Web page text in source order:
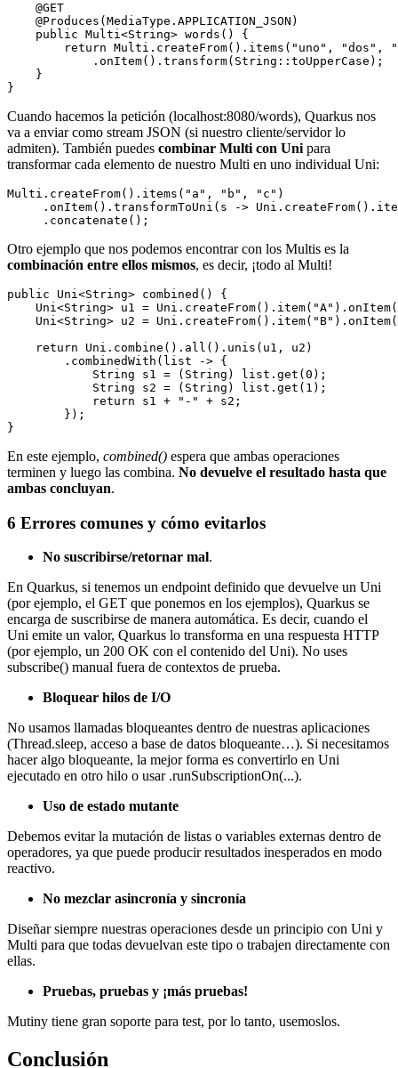
    @GET
    @Produces(MediaType.APPLICATION_JSON)
    public Multi<String> words() {
return Multi.createFrom().items("uno", "dos",
            .onItem().transform(String::toUpperCase);
    }
Cuando hacemos la petición (localhost:8080/words), Quarkus nos
va a enviar como stream JSON (si nuestro cliente/servidor lo
admiten). También puedes combinar Multi con Uni para
transformar cada elemento de nuestro Multi en uno individual Uni:
Multi.createFrom().items("a", "b", "c")
.onItem().transformToUni(s ->
Otro ejemplo que nos podemos encontrar con los Multis es la
combinación entre ellos mismos, es decir, ¡todo al Multi!
public Uni<String> combined() {
Uni<String> u1 =
Uni<String> u2 =
    return Uni.combine().all().unis(u1, u2)
        .combinedWith(list -> {
            String s1 = (String) list.get(0);
            String s2 = (String) list.get(1);
            return s1 + "-" + s2;
        });
En este ejemplo, combined() espera que ambas operaciones
terminen y luego las combina. No devuelve el resultado hasta que
ambas concluyan.
6 Errores comunes y cómo evitarlos
No suscribirse/retornar mal.
En Quarkus, si tenemos un endpoint definido que devuelve un Uni
(por ejemplo, el GET que ponemos en los ejemplos), Quarkus se
encarga de suscribirse de manera automática. Es decir, cuando el
Uni emite un valor, Quarkus lo transforma en una respuesta HTTP
(por ejemplo, un 200 OK con el contenido del Uni). No uses
subscribe() manual fuera de contextos de prueba.
Bloquear hilos de I/O
No usamos llamadas bloqueantes dentro de nuestras aplicaciones
(Thread.sleep, acceso a base de datos bloqueante…). Si necesitamos
hacer algo bloqueante, la mejor forma es convertirlo en Uni
ejecutado en otro hilo o usar .runSubscriptionOn(...).
Uso de estado mutante
Debemos evitar la mutación de listas o variables externas dentro de
operadores, ya que puede producir resultados inesperados en modo
reactivo.
No mezclar asincronía y sincronía
Diseñar siempre nuestras operaciones desde un principio con Uni y
Multi para que todas devuelvan este tipo o trabajen directamente con
ellas.
Pruebas, pruebas y ¡más pruebas!
Mutiny tiene gran soporte para test, por lo tanto, usemoslos.
Conclusión